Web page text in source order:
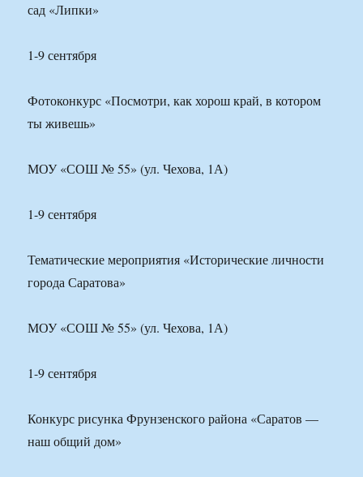
сад «Липки»
1-9 сентября
Фотоконкурс «Посмотри, как хорош край, в котором
ты живешь»
МОУ «СОШ № 55» (ул. Чехова, 1А)
1-9 сентября
Тематические мероприятия «Исторические личности
города Саратова»
МОУ «СОШ № 55» (ул. Чехова, 1А)
1-9 сентября
Конкурс рисунка Фрунзенского района «Саратов —
наш общий дом»